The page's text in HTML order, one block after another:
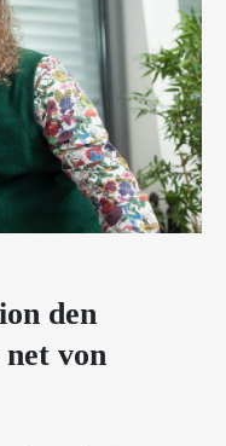
den
von